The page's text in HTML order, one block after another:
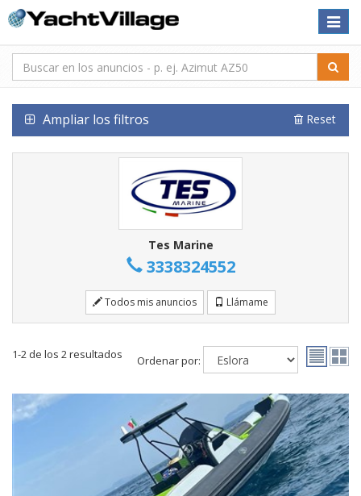
Toggle
Ampliar los filtros Reset
Tes Marine
3338324552
Todos mis anuncios Llámame
1-2 de los 2 resultados Ordenar por: